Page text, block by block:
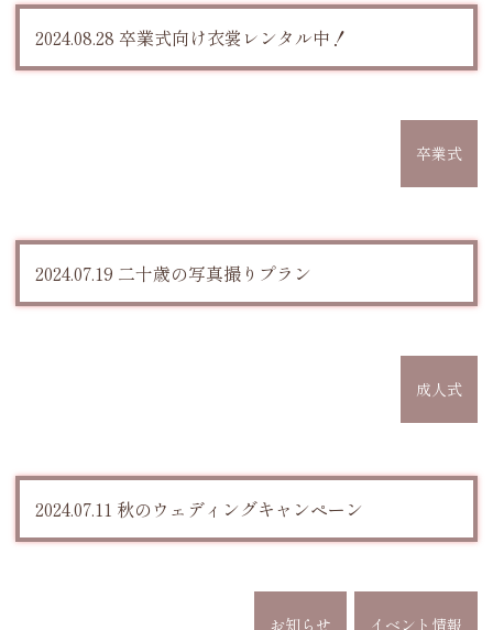
2024.08.28 卒業式向け衣裳レンタル中！
卒業式
2024.07.19 二十歳の写真撮りプラン
成人式
2024.07.11 秋のウェディングキャンペーン
お知らせ イベント情報